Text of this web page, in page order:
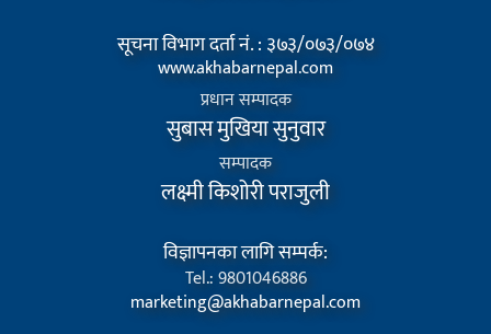
सूचना विभाग दर्ता नं. : ३७३/०७३/०७४
www.akhabarnepal.com
प्रधान सम्पादक
सुबास मुखिया सुनुवार
सम्पादक
लक्ष्मी किशोरी पराजुली
विज्ञापनका लागि सम्पर्क:
Tel.: 9801046886
marketing@akhabarnepal.com